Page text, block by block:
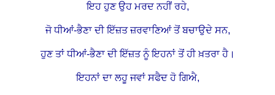
ਇਹ ਹੁਣ ਉਹ ਮਰਦ ਨਹੀਂ ਰਹੇ,
ਜੋ ਧੀਆਂ-ਭੈਣਾ ਦੀ ਇੱਜ਼ਤ ਜ਼ਰਵਾਣਿਆਂ ਤੋਂ ਬਚਾਉਦੇ ਸਨ,
ਹੁਣ ਤਾਂ ਧੀਆਂ-ਭੈਣਾ ਦੀ ਇੱਜ਼ਤ ਨੂੰ ਇਹਨਾਂ ਤੋਂ ਹੀ ਖ਼ਤਰਾ ਹੈ।
ਇਹਨਾਂ ਦਾ ਲਹੂ ਜਵਾਂ ਸਫੈਦ ਹੋ ਗਿਐ,